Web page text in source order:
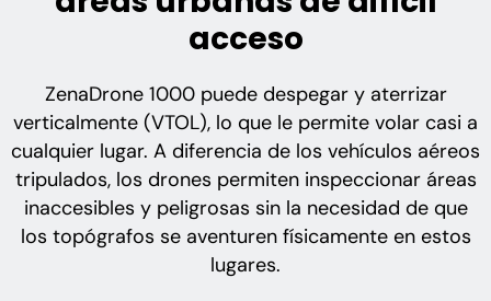
acceso
ZenaDrone 1000 puede despegar y aterrizar
verticalmente (VTOL), lo que le permite volar casi a
cualquier lugar. A diferencia de los vehículos aéreos
tripulados, los drones permiten inspeccionar áreas
inaccesibles y peligrosas sin la necesidad de que
los topógrafos se aventuren físicamente en estos
lugares.